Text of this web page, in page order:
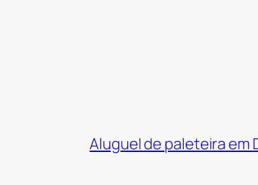
Aluguel de paleteira em